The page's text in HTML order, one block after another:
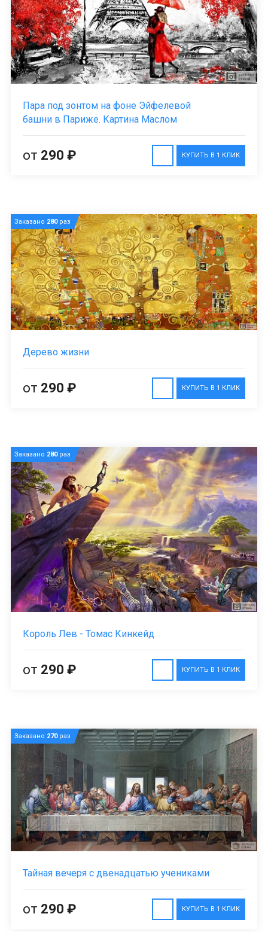
Пара под зонтом на фоне Эйфелевой
башни в Париже. Картина Маслом
КУПИТЬ В 1 КЛИК
от 290 ₽
Заказано 280раз
Дерево жизни
КУПИТЬ В 1 КЛИК
от 290 ₽
Заказано 280раз
Король Лев - Томас Кинкейд
КУПИТЬ В 1 КЛИК
от 290 ₽
Заказано 270раз
Тайная вечеря с двенадцатью учениками
КУПИТЬ В 1 КЛИК
от 290 ₽